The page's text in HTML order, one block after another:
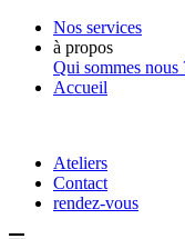
Nos services
à propos
Qui sommes nous
Accueil
Ateliers
Contact
rendez-vous